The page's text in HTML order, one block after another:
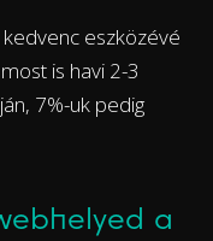
eszközévé
is havi 2-3
7%-uk pedig
a